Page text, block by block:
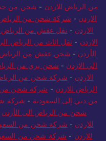
من الرياض للاردن - شحن من
الاردن - شركة شحن من الرياض
الاردن - نقل عفش من الرياض
الاردن - نقل اثاث من الرياض
الأردن - شحن عفش من الرياض
الي الاردن - شحن بري من
الاردن - شركة شحن من
الرياض للاردن - شركة شحن من
من دبي إلى السعودية - شركة
شحن من الرياض الى الأردن
للاردن - شركة شحن من
للاردن - شركة شحن من